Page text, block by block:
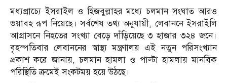
মধ্যপ্রাচ্যে ইসরাইল ও হিজবুল্লাহর মধ্যে চলমান সংঘাত আরও
ভয়াবহ রূপ নিয়েছে। সর্বশেষ তথ্য অনুযায়ী, লেবাননে ইসরাইলি
আগ্রাসনে নিহতের সংখ্যা বেড়ে দাঁড়িয়েছে ৩ হাজার ৩২৪ জনে।
বৃহস্পতিবার লেবাননের স্বাস্থ্য মন্ত্রণালয় এই নতুন পরিসংখ্যান
প্রকাশ করে জানায়, চলমান হামলা ও পাল্টা হামলায় মানবিক
পরিস্থিতি ক্রমেই সংকটময় হয়ে উঠছে।